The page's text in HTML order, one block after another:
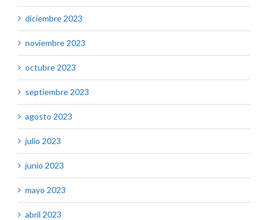
diciembre 2023
noviembre 2023
octubre 2023
septiembre 2023
agosto 2023
julio 2023
junio 2023
mayo 2023
abril 2023